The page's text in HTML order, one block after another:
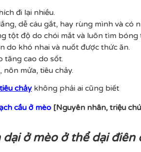
đi lại nhiều.
dễ cáu gắt, hay rùng mình và có
tột độ do chói mắt và luôn tìm bóng
do khó nhai và nuốt được thức ăn.
tăng cao do sốt.
mửa, tiêu chảy.
chảy không phải ai cũng biết
cầu ở mèo [Nguyên nhân, triệu
ở mèo ở thể dại điên